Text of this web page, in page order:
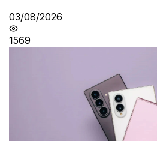
03/08/2026
1569